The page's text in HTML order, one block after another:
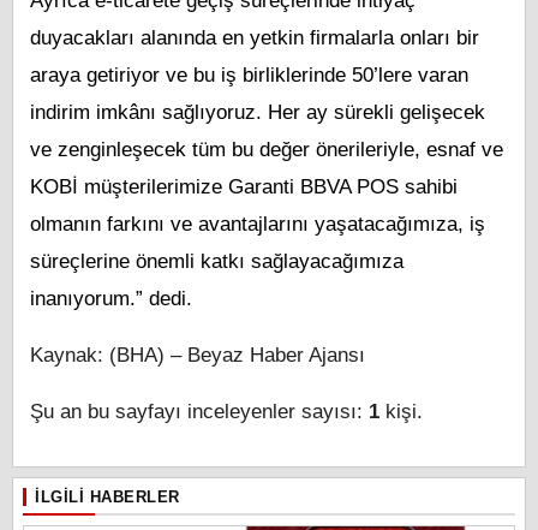
duyacakları alanında en yetkin firmalarla onları bir
araya getiriyor ve bu iş birliklerinde 50’lere varan
indirim imkânı sağlıyoruz. Her ay sürekli gelişecek
ve zenginleşecek tüm bu değer önerileriyle, esnaf ve
KOBİ müşterilerimize Garanti BBVA POS sahibi
olmanın farkını ve avantajlarını yaşatacağımıza, iş
süreçlerine önemli katkı sağlayacağımıza
inanıyorum.” dedi.
Kaynak: (BHA) – Beyaz Haber Ajansı
Şu an bu sayfayı inceleyenler sayısı: 1 kişi.
İLGILI HABERLER